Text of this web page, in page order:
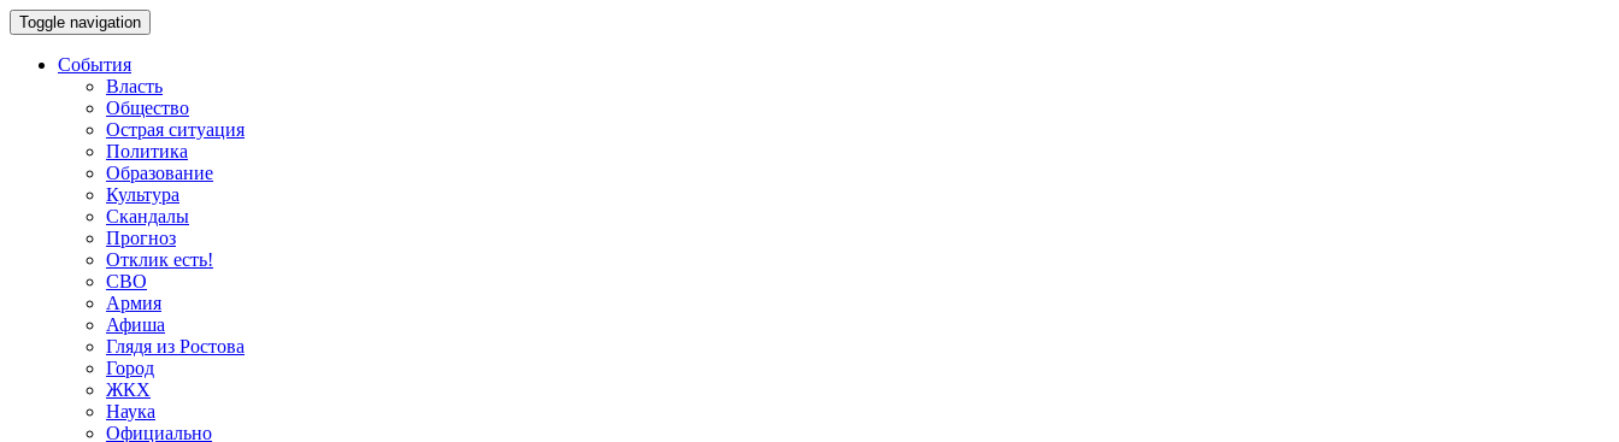
Toggle navigation
События
Власть
Общество
Острая ситуация
Политика
Образование
Культура
Скандалы
Прогноз
Отклик есть!
СВО
Армия
Афиша
Глядя из Ростова
Город
ЖКХ
Наука
Официально